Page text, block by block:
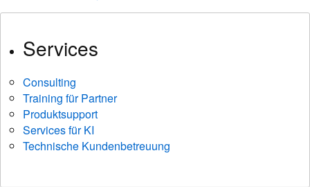
Services
Consulting
Training für Partner
Produktsupport
Services für KI
Technische Kundenbetreuung